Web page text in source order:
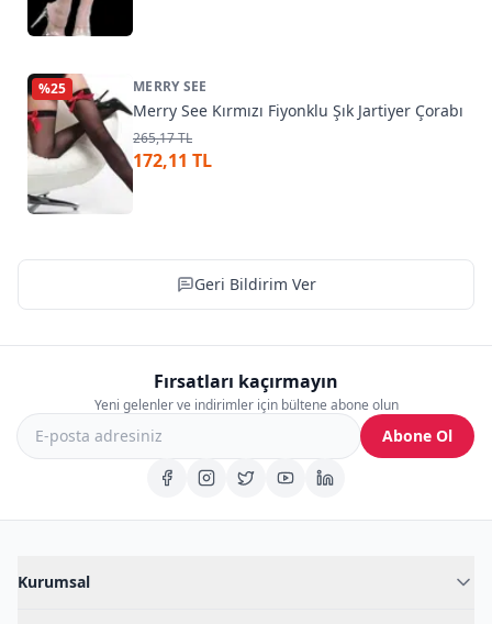
%25 MERRY SEE
Merry See Kırmızı Fiyonklu Şık Jartiyer Çorabı
265,17 TL
172,11 TL
Geri Bildirim Ver
Fırsatları kaçırmayın
Yeni gelenler ve indirimler için bültene abone olun
Abone Ol
Kurumsal